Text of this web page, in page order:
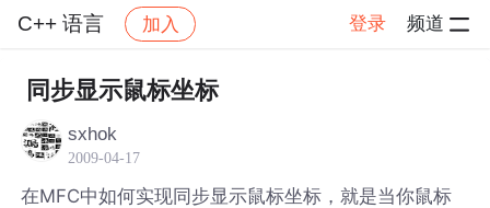
C++ 语言 加入 登录 频道
社区 C++ 语言 帖子详情
同步显示鼠标坐标
sxhok
2009-04-17
在MFC中如何实现同步显示鼠标坐标，就是当你鼠标